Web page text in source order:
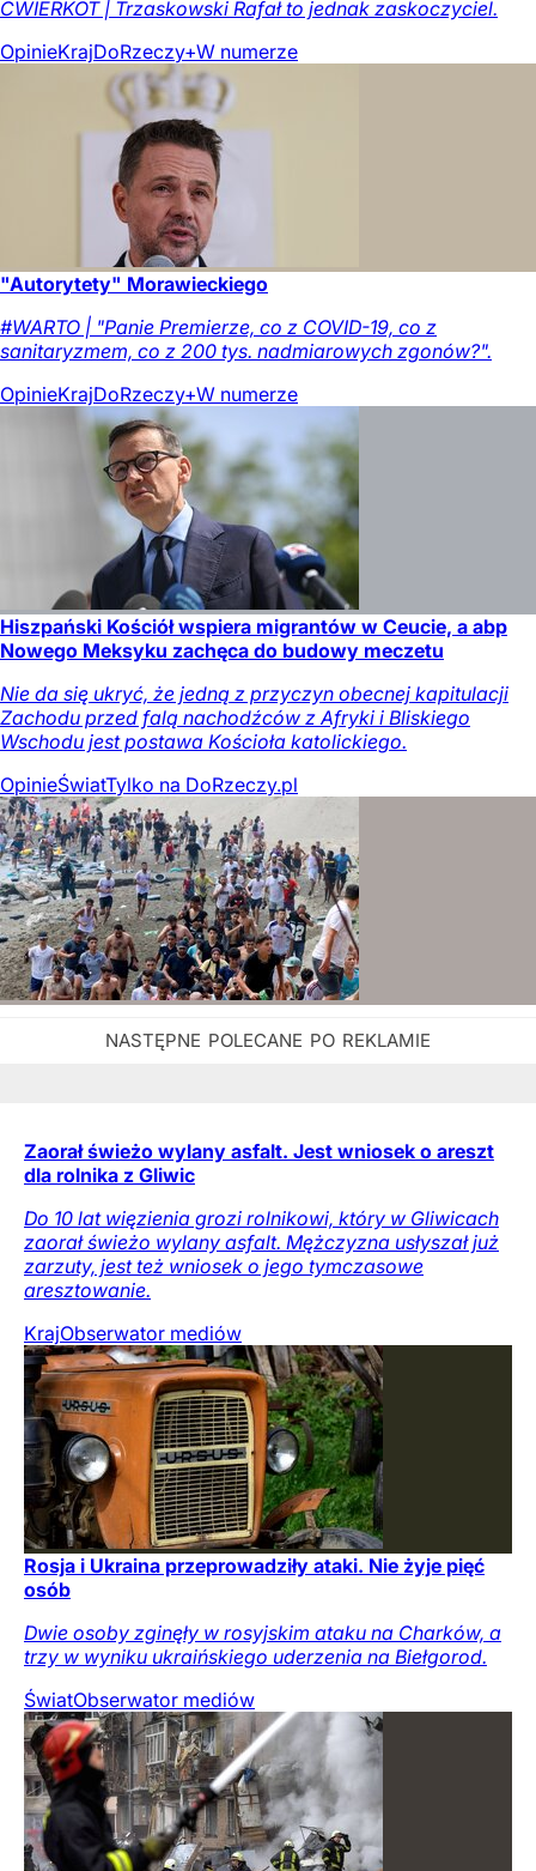
ĆWIERKOT | Trzaskowski Rafał to jednak zaskoczyciel.
OpinieKrajDoRzeczy+W numerze
"Autorytety" Morawieckiego
#WARTO | "Panie Premierze, co z COVID-19, co z
sanitaryzmem, co z 200 tys. nadmiarowych zgonów?".
OpinieKrajDoRzeczy+W numerze
Hiszpański Kościół wspiera migrantów w Ceucie, a abp
Nowego Meksyku zachęca do budowy meczetu
Nie da się ukryć, że jedną z przyczyn obecnej kapitulacji
Zachodu przed falą nachodźców z Afryki i Bliskiego
Wschodu jest postawa Kościoła katolickiego.
OpinieŚwiatTylko na DoRzeczy.pl
Zaorał świeżo wylany asfalt. Jest wniosek o areszt
dla rolnika z Gliwic
Do 10 lat więzienia grozi rolnikowi, który w Gliwicach
zaorał świeżo wylany asfalt. Mężczyzna usłyszał już
zarzuty, jest też wniosek o jego tymczasowe
aresztowanie.
KrajObserwator mediów
Rosja i Ukraina przeprowadziły ataki. Nie żyje pięć
osób
Dwie osoby zginęły w rosyjskim ataku na Charków, a
trzy w wyniku ukraińskiego uderzenia na Biełgorod.
ŚwiatObserwator mediów